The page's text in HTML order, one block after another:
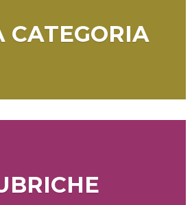
CATEGORIA